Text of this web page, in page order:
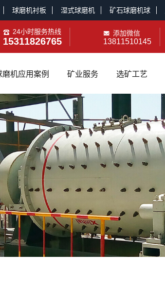
球磨机衬板 湿式球磨机 矿石球磨机球
24小时服务热线
15311826765
添加微信
13811510145
磨机应用案例 矿业服务 选矿工艺